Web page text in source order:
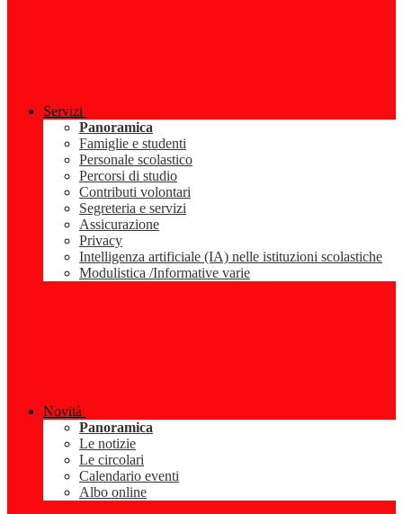
Servizi
Panoramica
Famiglie e studenti
Personale scolastico
Percorsi di studio
Contributi volontari
Segreteria e servizi
Assicurazione
Privacy
Intelligenza artificiale (IA) nelle istituzioni scolastiche
Modulistica /Informative varie
Novità
Panoramica
Le notizie
Le circolari
Calendario eventi
Albo online